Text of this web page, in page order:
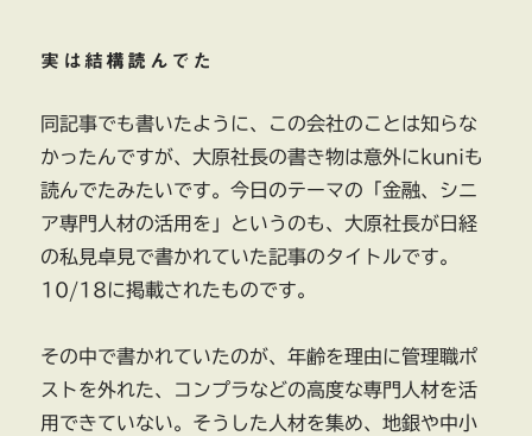
実は結構読んでた
同記事でも書いたように、この会社のことは知らな
かったんですが、大原社長の書き物は意外にkuniも
読んでたみたいです。今日のテーマの「金融、シニ
ア専門人材の活用を」というのも、大原社長が日経
の私見卓見で書かれていた記事のタイトルです。
10/18に掲載されたものです。
その中で書かれていたのが、年齢を理由に管理職ポ
ストを外れた、コンプラなどの高度な専門人材を活
用できていない。そうした人材を集め、地銀や中小